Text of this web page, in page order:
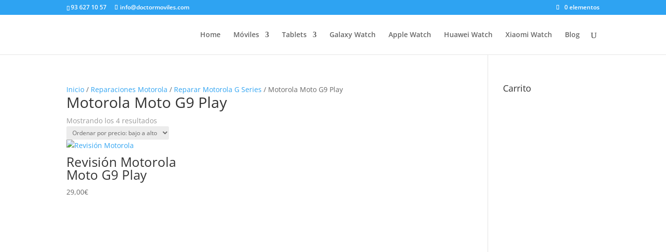
93 627 10 57 info@doctormoviles.com 0 elementos
Home Móviles Tablets Galaxy Watch Apple Watch Huawei Watch Xiaomi Watch Blog
Inicio / Reparaciones Motorola / Reparar Motorola G Series / Motorola Moto G9 Play
Motorola Moto G9 Play
Mostrando los 4 resultados
por
a
Revisión Motorola
Moto G9 Play
29,00€
Carrito